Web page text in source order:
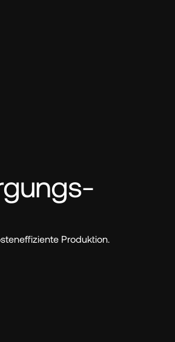
Produktion.